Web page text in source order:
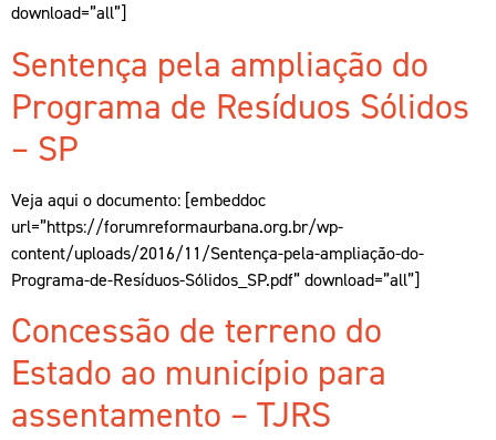
download=”all”]
Sentença pela ampliação do
Programa de Resíduos Sólidos
– SP
Veja aqui o documento: [embeddoc
url=”https://forumreformaurbana.org.br/wp-
content/uploads/2016/11/Sentença-pela-ampliação-do-
Programa-de-Resíduos-Sólidos_SP.pdf” download=”all”]
Concessão de terreno do
Estado ao município para
assentamento – TJRS